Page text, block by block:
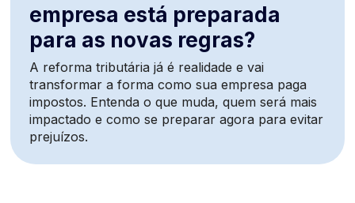
empresa está preparada
para as novas regras?
A reforma tributária já é realidade e vai
transformar a forma como sua empresa paga
impostos. Entenda o que muda, quem será mais
impactado e como se preparar agora para evitar
prejuízos.